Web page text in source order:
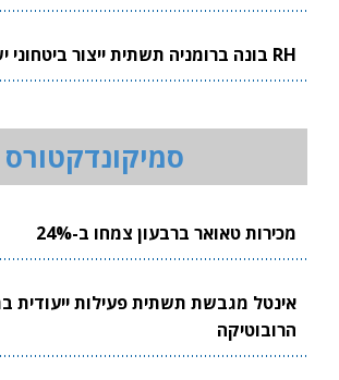
RH בונה ברומניה תשתית ייצור ביטחוני ישראלית
סמיקונדקטורס
מכירות טאואר ברבעון צמחו ב-24%
אינטל מגבשת תשתית פעילות ייעודית
הרובוטיקה